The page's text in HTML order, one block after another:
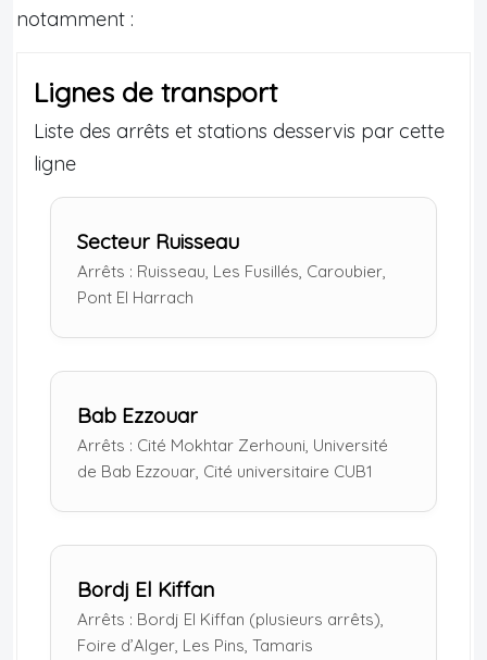
notamment :
Lignes de transport
Liste des arrêts et stations desservis par cette
ligne
Secteur Ruisseau
Arrêts : Ruisseau, Les Fusillés, Caroubier,
Pont El Harrach
Bab Ezzouar
Arrêts : Cité Mokhtar Zerhouni, Université
de Bab Ezzouar, Cité universitaire CUB1
Bordj El Kiffan
Arrêts : Bordj El Kiffan (plusieurs arrêts),
Foire d’Alger, Les Pins, Tamaris